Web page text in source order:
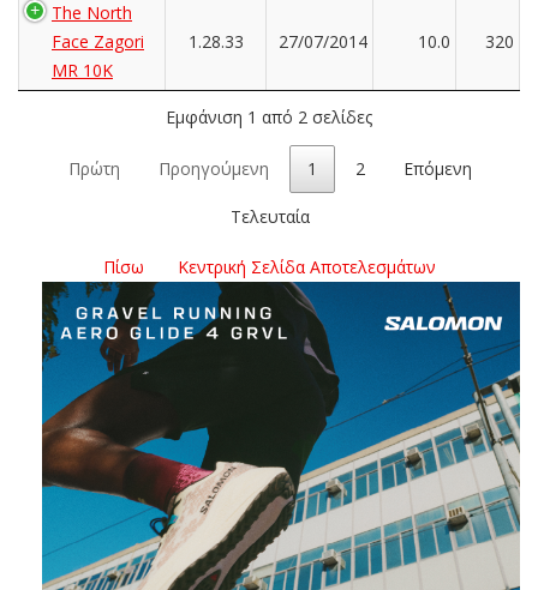
The North
Face Zagori
MR 10K
1.28.33 27/07/2014 10.0 320
Εμφάνιση 1 από 2 σελίδες
Πρώτη Προηγούμενη 1 2 Επόμενη
Τελευταία
Πίσω Κεντρική Σελίδα Αποτελεσμάτων